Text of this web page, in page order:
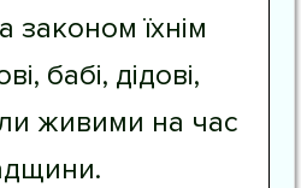
законом їхнім
бабі, дідові,
живими на час